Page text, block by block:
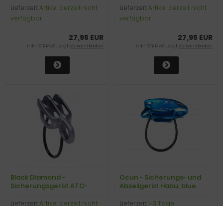
Lieferzeit:Artikel derzeit nicht
verfügbar
27,95 EUR
inkl. 19 % MwSt. zzgl.Versandkosten
Lieferzeit:Artikel derzeit nicht
verfügbar
27,95 EUR
inkl. 19 % MwSt. zzgl.Versandkosten
Black Diamond -
Sicherungsgerät ATC-
Lieferzeit:Artikel derzeit nicht
Ocun - Sicherungs- und
Abseilgerät Habu, blue
Lieferzeit:1-3 Tage